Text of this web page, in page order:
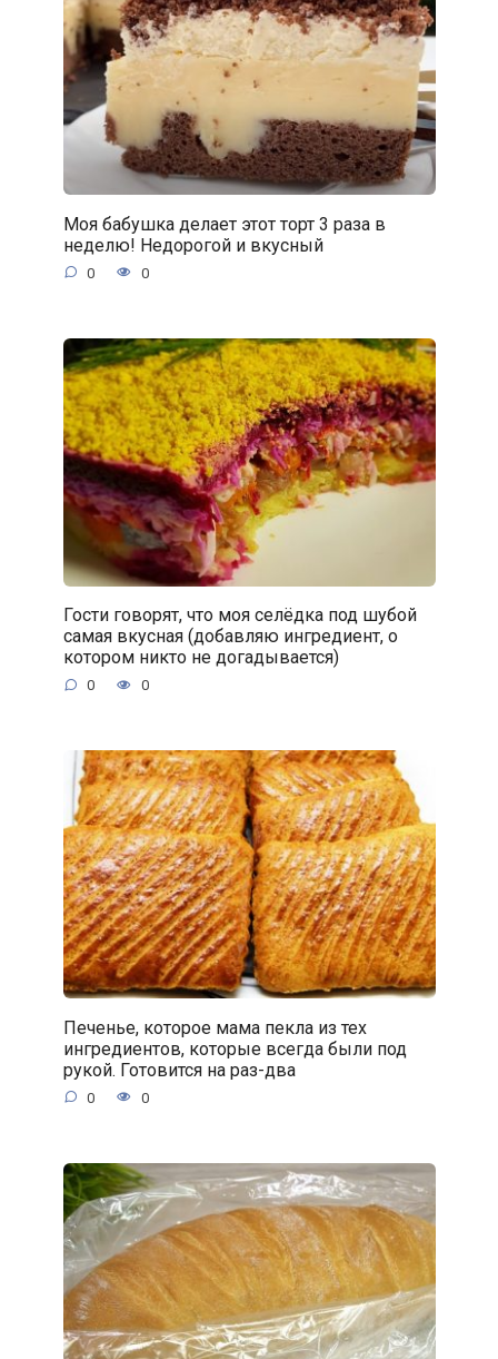
Моя бабушка делает этот торт 3 раза в
неделю! Недорогой и вкусный
0 0
Гости говорят, что моя селёдка под шубой
самая вкусная (добавляю ингредиент, о
котором никто не догадывается)
0 0
Печенье, которое мама пекла из тех
ингредиентов, которые всегда были под
рукой. Готовится на раз-два
0 0